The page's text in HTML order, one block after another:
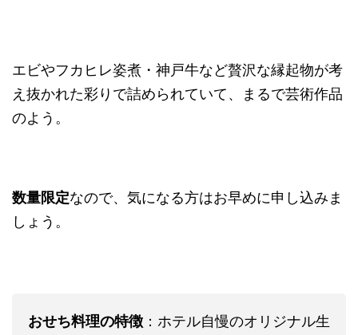
エビやフカヒレ姿煮・神戸牛など贅沢な縁起物が考
え抜かれた彩りで詰められていて、まるで芸術作品
のよう。
数量限定なので、気になる方はお早めに申し込みま
しょう。
おせち料理の特徴 ：ホテル自慢のオリジナル生